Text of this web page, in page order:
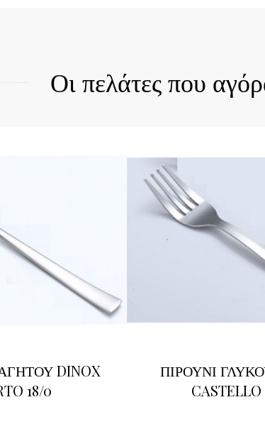
Οι πελάτες που
DINOX
18/0
ΠΙΡΟΥΝΙ
CASTELLO